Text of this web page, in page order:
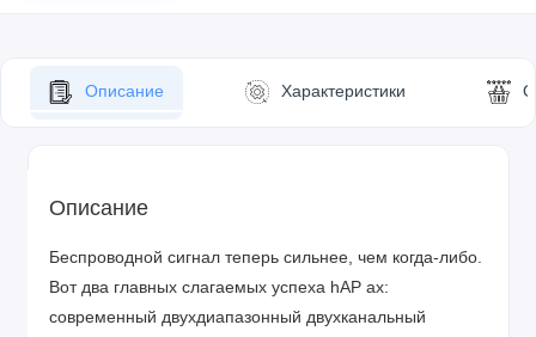
Описание Характеристики
Описание
Беспроводной сигнал теперь сильнее, чем когда-либо.
Вот два главных слагаемых успеха hAP ax:
современный двухдиапазонный двухканальный